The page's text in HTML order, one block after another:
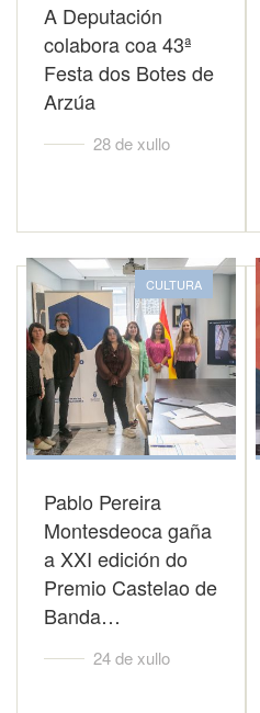
A Deputación
colabora coa 43ª
Festa dos Botes de
Arzúa
28 de xullo
CULTURA
Pablo Pereira
Montesdeoca gaña
a XXI edición do
Premio Castelao de
Banda…
24 de xullo